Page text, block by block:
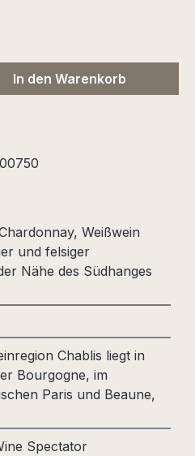
den
In den Warenkorb
Weißwein
und felsiger
Nähe des Südhanges
Chablis liegt in
Bourgogne, im
Paris und Beaune,
Spectator